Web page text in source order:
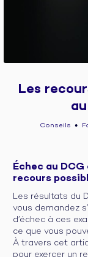
Les
Conseils ●
Échec au
recours
Les résultats du
vous demandez
d’échec à ces
ce que vous
À travers cet